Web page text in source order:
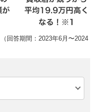
回答期間：2023年6月〜2024